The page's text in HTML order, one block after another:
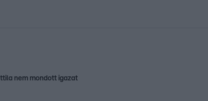
nem mondott igazat